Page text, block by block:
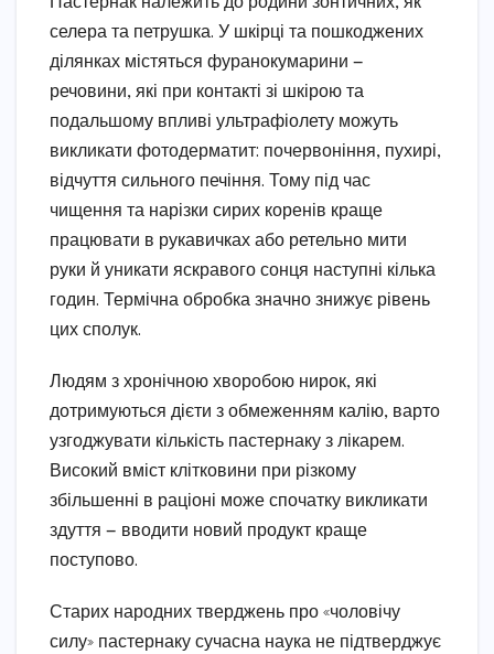
селера та петрушка. У шкірці та пошкоджених
ділянках містяться фуранокумарини —
речовини, які при контакті зі шкірою та
подальшому впливі ультрафіолету можуть
викликати фотодерматит: почервоніння, пухирі,
відчуття сильного печіння. Тому під час
чищення та нарізки сирих коренів краще
працювати в рукавичках або ретельно мити
руки й уникати яскравого сонця наступні кілька
годин. Термічна обробка значно знижує рівень
цих сполук.
Людям з хронічною хворобою нирок, які
дотримуються дієти з обмеженням калію, варто
узгоджувати кількість пастернаку з лікарем.
Високий вміст клітковини при різкому
збільшенні в раціоні може спочатку викликати
здуття — вводити новий продукт краще
поступово.
Старих народних тверджень про «чоловічу
силу» пастернаку сучасна наука не підтверджує